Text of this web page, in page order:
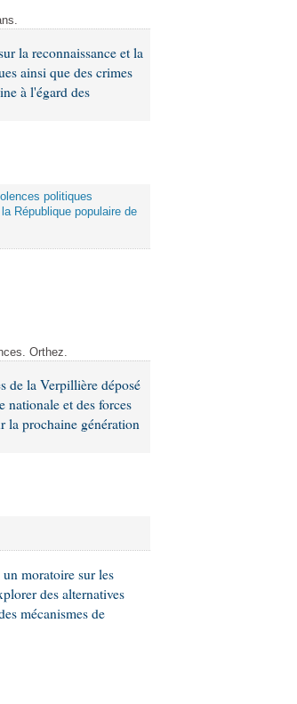
la reconnaissance et la
ainsi que des crimes
à l'égard des
politiques
République populaire de
Orthez.
de la Verpillière déposé
nationale et des forces
la prochaine génération
moratoire sur les
des alternatives
mécanismes de